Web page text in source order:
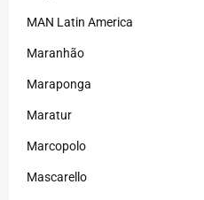
MAN Latin America
Maranhão
Maraponga
Maratur
Marcopolo
Mascarello